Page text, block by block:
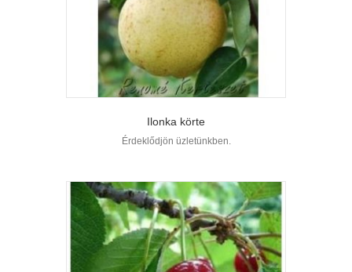
Ilonka körte
Érdeklődjön üzletünkben.